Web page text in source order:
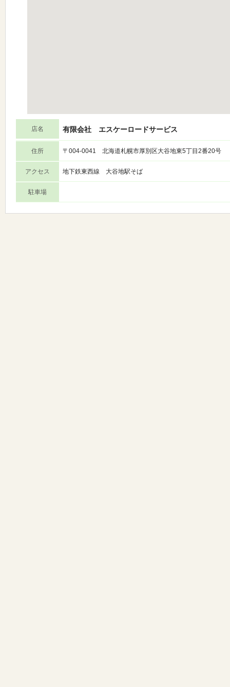
店名 有限会社 エスケーロードサービス
住所 〒004-0041 北海道札幌市厚別区大谷地東5丁目2番20号
アクセス 地下鉄東西線 大谷地駅そば
駐車場